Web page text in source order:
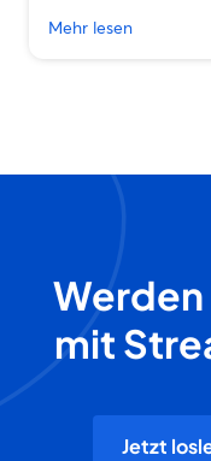
Mehr lesen
Werden
mit
Jetzt